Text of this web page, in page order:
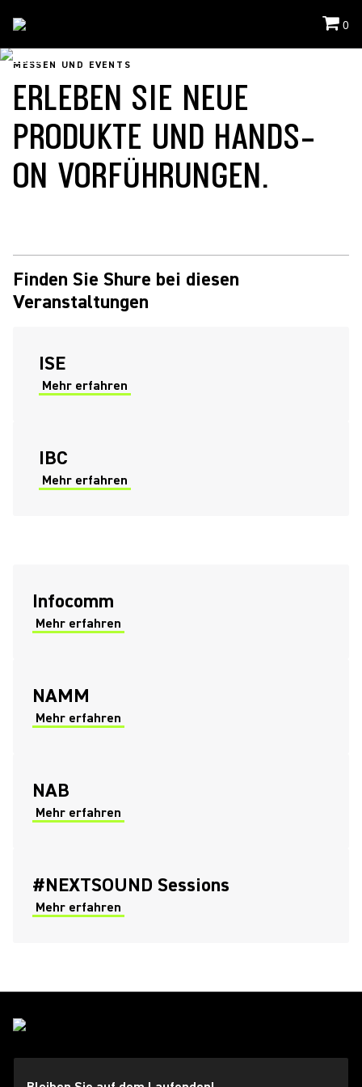
0
Events
MESSEN UND EVENTS
ERLEBEN SIE NEUE
PRODUKTE UND HANDS-
ON VORFÜHRUNGEN.
Finden Sie Shure bei diesen
Veranstaltungen
ISE
Mehr erfahren
IBC
Mehr erfahren
(Opens in a new tab)
Infocomm
Mehr erfahren
NAMM
Mehr erfahren
NAB
Mehr erfahren
#NEXTSOUND Sessions
Mehr erfahren